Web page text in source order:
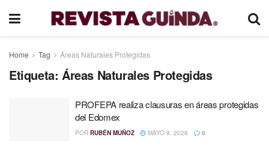
Home Tag Áreas Naturales Protegidas
Etiqueta: Áreas Naturales Protegidas
PROFEPA realiza clausuras en áreas protegidas
del Edomex
POR RUBÉN MUÑOZ MAYO 9, 2026 0